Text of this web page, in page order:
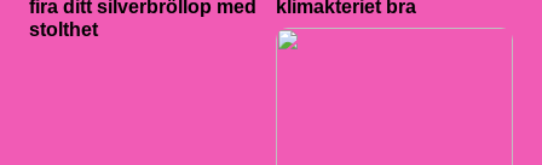
fira ditt silverbröllop med
stolthet
klimakteriet bra